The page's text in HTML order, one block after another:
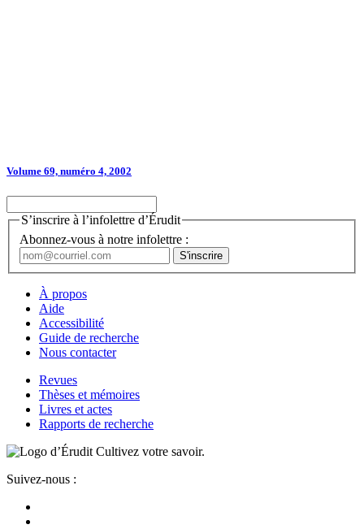
Volume 69, numéro 4, 2002
S’inscrire à l’infolettre d’Érudit
Abonnez-vous à notre infolettre :
À propos
Aide
Accessibilité
Guide de recherche
Nous contacter
Revues
Thèses et mémoires
Livres et actes
Rapports de recherche
Cultivez votre savoir.
Suivez-nous :